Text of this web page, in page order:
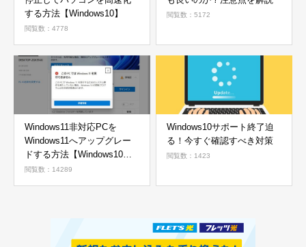
する方法【Windows10】
閲覧数：4778
閲覧数：5172
Windows11非対応PCを
Windows11へアップグレー
ドする方法【Windows10か
ら11へ】
閲覧数：14289
Windows10サポート終了迫
る！今すぐ確認すべき対策
閲覧数：1423